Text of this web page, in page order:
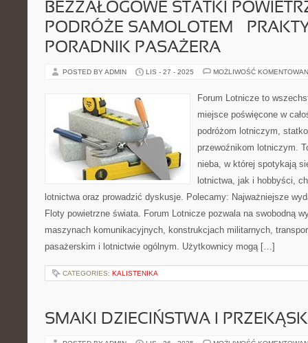
BEZZAŁOGOWE STATKI
PODRÓŻE SAMOLOTEM –
PORADNIK PASAŻERA
POSTED BY ADMIN LIS - 27 - 2025 MOŻLIWOŚĆ
Forum Lotnicze to
miejsce poświęcone w
podróżom lotniczym,
przewoźnikom lotniczym.
nieba, w której spotykają
lotnictwa, jak i hobbyści,
lotnictwa oraz prowadzić dyskusje. Polecamy: Najważniejsze
Floty powietrzne świata. Forum Lotnicze pozwala na swobodną
maszynach komunikacyjnych, konstrukcjach militarnych,
pasażerskim i lotnictwie ogólnym. Użytkownicy mogą […]
CATEGORIES: KALISTENIKA
SMAKI DZIECIŃSTWA I